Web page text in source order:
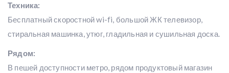
Техника:
Бесплатный скоростной wi-fi, большой ЖК телевизор,
стиральная машинка, утюг, гладильная и сушильная доска.
Рядом:
В пешей доступности метро, рядом продуктовый магазин